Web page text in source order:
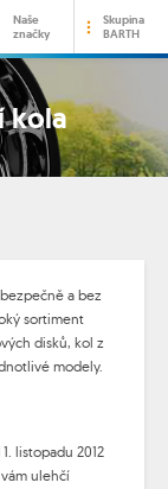
Naše
značky
Skupina
BARTH
kola
a bez
sortiment
disků, kol z
modely.
listopadu 2012
ulehčí